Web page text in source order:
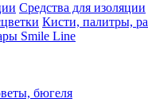
Средства для изоляции
Кисти, палитры,
Smile Line
бюгеля